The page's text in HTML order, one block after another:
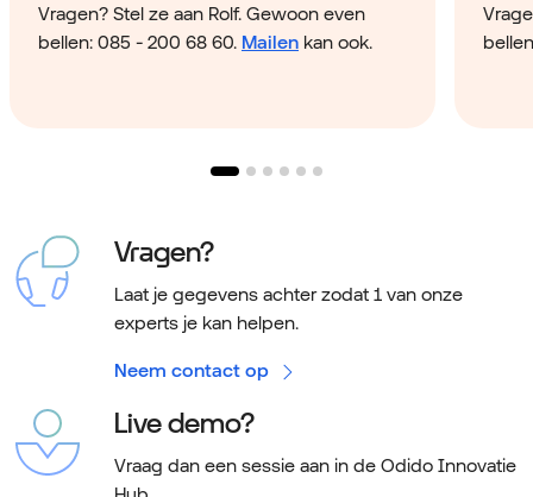
Vragen? Stel ze aan Rolf. Gewoon even
bellen: 085 - 200 68 60. Mailen kan ook.
Vragen?
Laat je gegevens achter zodat 1 van onze
experts je kan helpen.
Neem contact op
Live demo?
Vraag dan een sessie aan in de Odido Innovatie